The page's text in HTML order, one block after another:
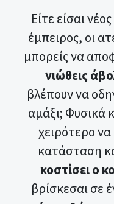
Είτε είσαι
έμπειρος, οι
μπορείς να
νιώθεις
βλέπουν να
αμάξι; Φυσικά
χειρότερο
κατάσταση
κοστίσει ο
βρίσκεσαι σε